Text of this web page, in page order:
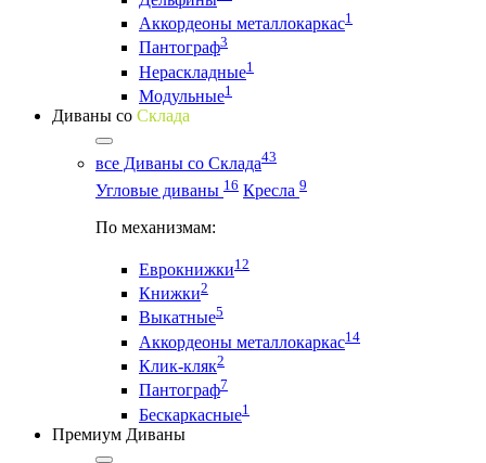
Аккордеоны металлокаркас1
Пантограф3
Нераскладные1
Модульные1
Диваны со Склада
все Диваны со Склада43
Угловые диваны 16 Кресла 9
По механизмам:
Еврокнижки12
Книжки2
Выкатные5
Аккордеоны металлокаркас14
Клик-кляк2
Пантограф7
Бескаркасные1
Премиум Диваны